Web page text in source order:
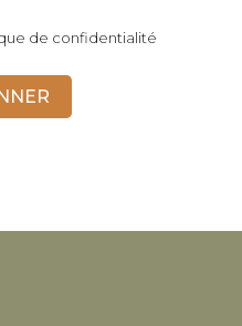
de confidentialité